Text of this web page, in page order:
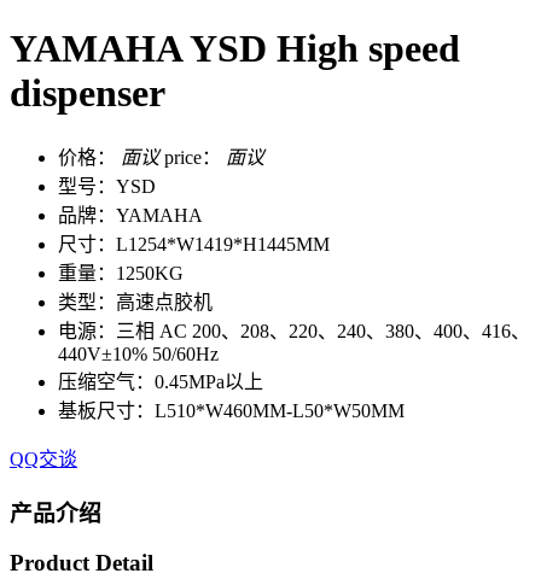
YAMAHA YSD High speed
dispenser
价格： 面议 price：
面议
型号：YSD
品牌：YAMAHA
尺寸：L1254*W1419*H1445MM
重量：1250KG
类型：高速点胶机
电源：三相 AC 200、208、220、240、380、400、416、
440V±10% 50/60Hz
压缩空气：0.45MPa以上
基板尺寸：L510*W460MM-L50*W50MM
QQ交谈
产品介绍
Product Detail